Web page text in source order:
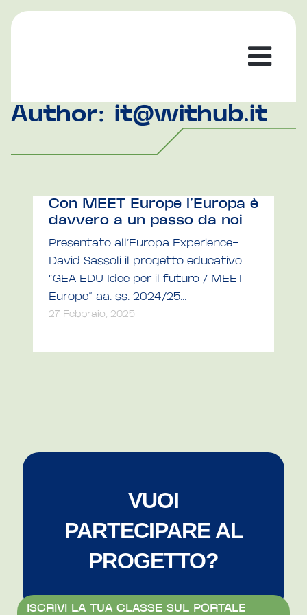
Author: it@withub.it
Con MEET Europe l’Europa è
davvero a un passo da noi
Presentato all’Europa Experience-
David Sassoli il progetto educativo
“GEA EDU Idee per il futuro / MEET
Europe” aa. ss. 2024/25...
27 Febbraio, 2025
VUOI
PARTECIPARE AL
PROGETTO?
ISCRIVI LA TUA CLASSE SUL PORTALE